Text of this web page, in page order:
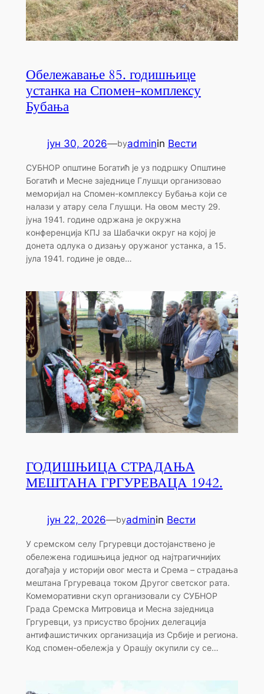
Обележавање 85. годишњице
устанка на Спомен-комплексу
Бубања
јун 30, 2026—byadminin Вести
СУБНОР општине Богатић је уз подршку Општине
Богатић и Месне заједнице Глушци организовао
меморијал на Спомен-комплексу Бубања који се
налази у атару села Глушци. На овом месту 29.
јуна 1941. године одржана је окружна
конференција КПЈ за Шабачки округ на којој је
донета одлука о дизању оружаног устанка, а 15.
јула 1941. године је овде…
ГОДИШЊИЦА СТРАДАЊА
МЕШТАНА ГРГУРЕВАЦА 1942.
јун 22, 2026—byadminin Вести
У сремском селу Гргуревци достојанствено је
обележена годишњица једног од најтрагичнијих
догађаја у историји овог места и Срема – страдања
мештана Гргуреваца током Другог светског рата.
Комеморативни скуп организовали су СУБНОР
Града Сремска Митровица и Месна заједница
Гргуревци, уз присуство бројних делегација
антифашистичких организација из Србије и региона.
Код спомен-обележја у Орашју окупили су се…